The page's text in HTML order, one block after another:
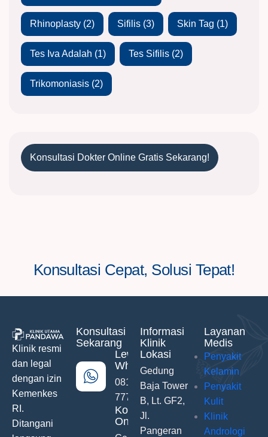
Rhinoplasty (2) Sifilis (3) Skin Tag (1)
Tes Iva Adalah (1) Tes Sifilis (2)
Trikomoniasis (2)
Konsultasi Dokter Online Gratis Sekarang!
Konsultasi Cepat, Solusi Tepat!
Klinik resmi
dan legal
dengan izin
Kemenkes
RI.
Ditangani
Konsultasi
Sekarang
Lewat
WhatsApp
0811-742-
777
Konsultasi
Online
Informasi
Klinik
Lokasi
Gedung
Baja Tower
B, Lt. GF2,
Jl.
Pangeran
Layanan
Medis
Penyakit
Kelamin
Penyakit
Kulit
Klinik
Andrologi